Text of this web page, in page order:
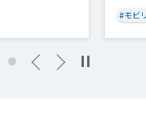
#モビ
Previous
Next